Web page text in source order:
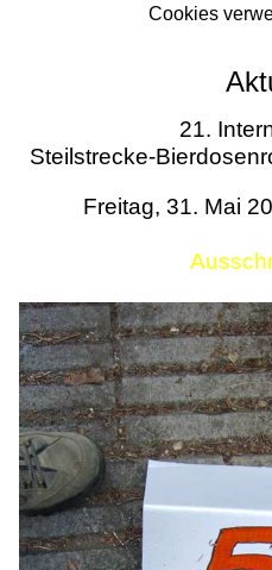
Literatur
Termine
Cookies
21.
Steilstrecke-
Freitag, 31. Mai